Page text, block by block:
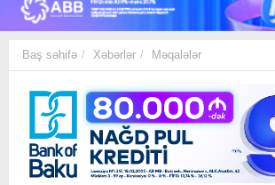
Baş səhifə Xəbərlər Məqalələr